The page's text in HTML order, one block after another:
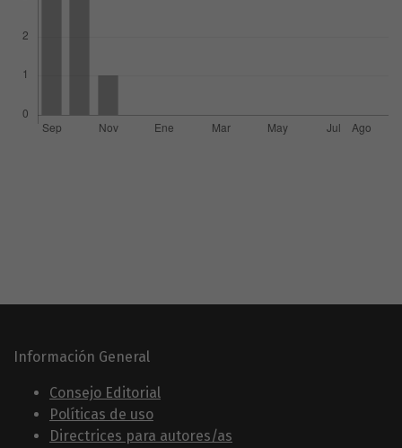
Información General
Consejo Editorial
Políticas de uso
Directrices para autores/as